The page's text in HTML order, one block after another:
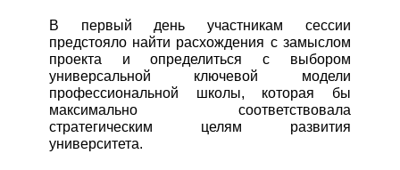
В первый день участникам сессии
предстояло найти расхождения с замыслом
проекта и определиться с выбором
универсальной ключевой модели
профессиональной школы, которая бы
максимально соответствовала
стратегическим целям развития
университета.